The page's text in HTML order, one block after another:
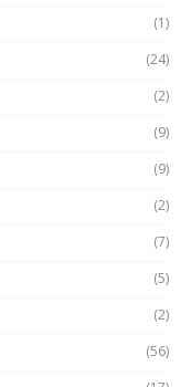
(1)
(24)
(2)
(9)
(9)
(2)
(7)
(5)
(2)
(56)